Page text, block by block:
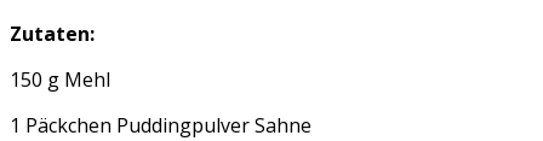
Zutaten:
150 g Mehl
1 Päckchen Puddingpulver Sahne